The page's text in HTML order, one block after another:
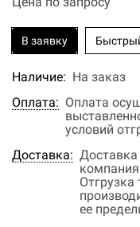
В заявку
Наличие: На заказ
Оплата: Оплата
условий
Доставка: Доставка
ее